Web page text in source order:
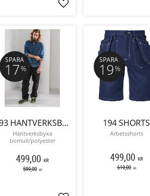
Lägg till i favoriter
193 HANTVERKSBYXA
Hantverksbyxa
bomull/polyester
499,00 KR
599,00 KR
SPARA
17%
194 SHORTS
Arbetsshorts
499,00 KR
619,00 KR
SPARA
19%